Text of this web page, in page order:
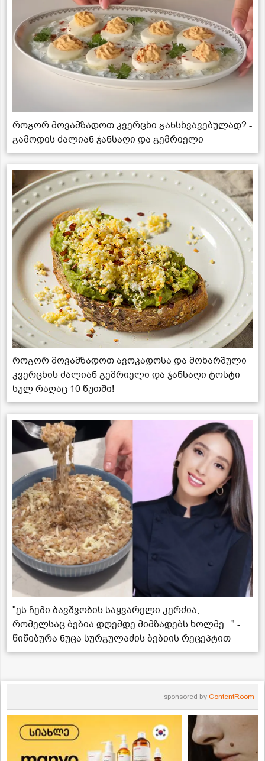
როგორ მოვამზადოთ კვერცხი განსხვავებულად? -
გამოდის ძალიან ჯანსაღი და გემრიელი
როგორ მოვამზადოთ ავოკადოსა და მოხარშული
კვერცხის ძალიან გემრიელი და ჯანსაღი ტოსტი
სულ რაღაც 10 წუთში!
"ეს ჩემი ბავშვობის საყვარელი კერძია,
რომელსაც ბებია დღემდე მიმზადებს ხოლმე..." -
წიწიბურა ნუცა სურგულაძის ბებიის რეცეპტით
sponsored by ContentRoom